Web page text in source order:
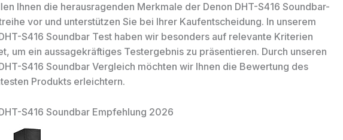
Ihnen die herausragenden Merkmale der Denon DHT-S416 Soundbar-
vor und unterstützen Sie bei Ihrer Kaufentscheidung. In unserem
S416 Soundbar Test haben wir besonders auf relevante Kriterien
um ein aussagekräftiges Testergebnis zu präsentieren. Durch unseren
S416 Soundbar Vergleich möchten wir Ihnen die Bewertung des
Produkts erleichtern.
S416 Soundbar Empfehlung 2026